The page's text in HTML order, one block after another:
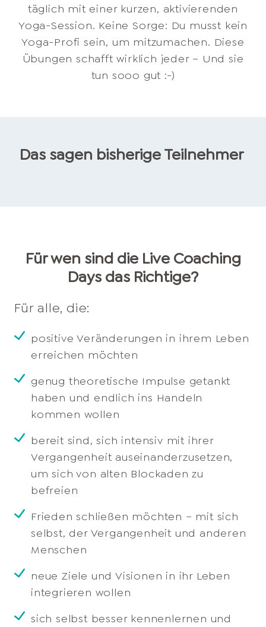
täglich mit einer kurzen, aktivierenden
Yoga-Session. Keine Sorge: Du musst kein
Yoga-Profi sein, um mitzumachen. Diese
Übungen schafft wirklich jeder – Und sie
tun sooo gut :-)
Das sagen bisherige Teilnehmer
Für wen sind die Live Coaching
Days das Richtige?
Für alle, die:
positive Veränderungen in ihrem Leben
erreichen möchten
genug theoretische Impulse getankt
haben und endlich ins Handeln
kommen wollen
bereit sind, sich intensiv mit ihrer
Vergangenheit auseinanderzusetzen,
um sich von alten Blockaden zu
befreien
Frieden schließen möchten – mit sich
selbst, der Vergangenheit und anderen
Menschen
neue Ziele und Visionen in ihr Leben
integrieren wollen
sich selbst besser kennenlernen und